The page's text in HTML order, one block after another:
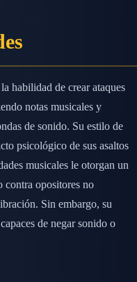
habilidad de crear ataques
notas musicales y
de sonido. Su estilo de
psicológico de sus asaltos
musicales le otorgan un
contra opositores no
Sin embargo, su
de negar sonido o